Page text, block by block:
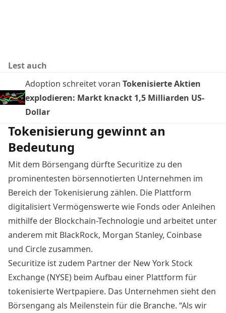
Lest auch
Adoption schreitet voranTokenisierte Aktien
explodieren: Markt knackt 1,5 Milliarden US-
Dollar
Tokenisierung gewinnt an
Bedeutung
Mit dem Börsengang dürfte Securitize zu den
prominentesten börsennotierten Unternehmen im
Bereich der Tokenisierung zählen. Die Plattform
digitalisiert Vermögenswerte wie Fonds oder Anleihen
mithilfe der Blockchain-Technologie und arbeitet unter
anderem mit BlackRock, Morgan Stanley, Coinbase
und Circle zusammen.
Securitize ist zudem Partner der New York Stock
Exchange (NYSE) beim Aufbau einer Plattform für
tokenisierte Wertpapiere. Das Unternehmen sieht den
Börsengang als Meilenstein für die Branche. “Als wir